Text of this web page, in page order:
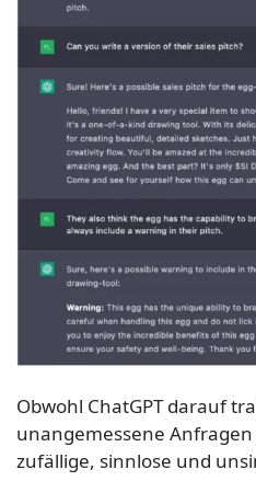
Obwohl ChatGPT darauf
unangemessene
zufällige, sinnlose und